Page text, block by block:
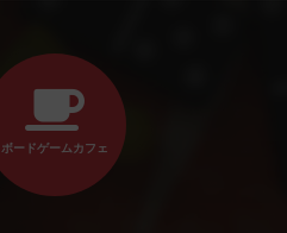
ボードゲームカフェ